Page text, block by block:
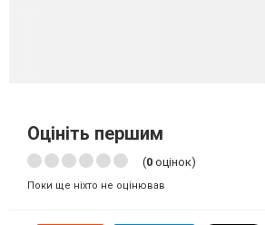
Оцініть першим
(0 оцінок)
Поки ще ніхто не оцінював